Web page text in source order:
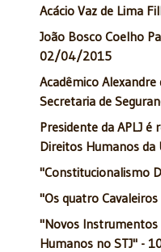
Acácio Vaz de Lima
João Bosco Coelho
02/04/2015
Acadêmico
Secretaria de
Presidente da APLJ é
Direitos Humanos
"Constitucionalismo
"Os quatro
"Novos
Humanos no STJ" -